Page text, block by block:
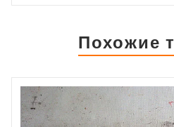
Похожие